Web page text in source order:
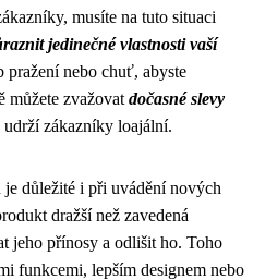
musíte na tuto situaci
jedinečné vlastnosti vaší
pražení nebo chuť, abyste
můžete zvažovat dočasné slevy
udrží zákazníky loajální.
důležité i při uvádění nových
dražší než zavedená
jeho přínosy a odlišit ho. Toho
funkcemi, lepším designem nebo